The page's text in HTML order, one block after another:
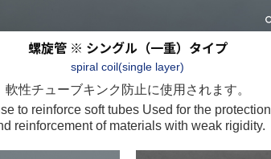
螺旋管 ※ シングル（一重）タイプ
spiral coil(single layer)
軟性チューブキンク防止に使用されます。
to reinforce soft tubes Used for the protection
reinforcement of materials with weak rigidity.